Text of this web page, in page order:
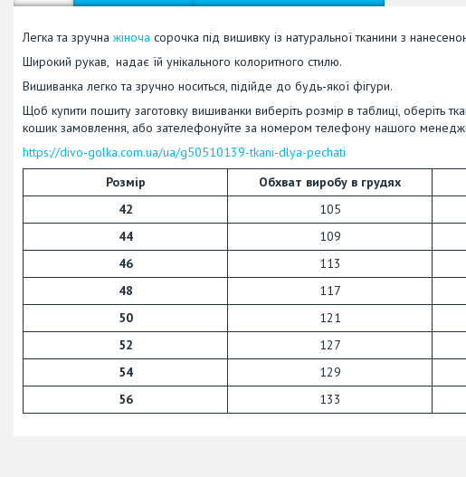
Легка та зручна жіноча сорочка під вишивку із натуральної тканини з
Широкий рукав, надає їй унікального колоритного стилю.
Вишиванка легко та зручно носиться, підійде до будь-якої фігури.
Щоб купити пошиту заготовку вишиванки виберіть розмір в таблиці, оберіть
кошик замовлення, або зателефонуйте за номером телефону нашого
https://divo-golka.com.ua/ua/g50510139-tkani-dlya-pechati
Розмір
Обхват виробу в грудях
42
105
44
109
46
113
48
117
50
121
52
127
54
129
56
133